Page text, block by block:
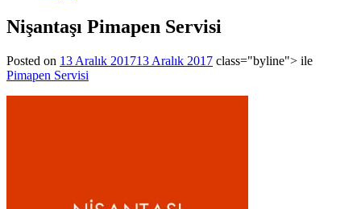
Nişantaşı Pimapen Servisi
Posted on 13 Aralık 201713 Aralık 2017 class="byline"> ile
Pimapen Servisi